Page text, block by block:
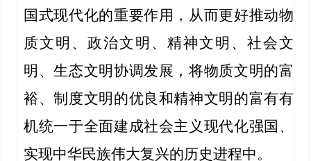
国式现代化的重要作用，从而更好推动物
质文明、政治文明、精神文明、社会文
明、生态文明协调发展，将物质文明的富
裕、制度文明的优良和精神文明的富有有
机统一于全面建成社会主义现代化强国、
实现中华民族伟大复兴的历史进程中。